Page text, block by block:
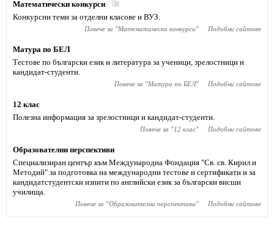
Математически конкурси
Конкурсни теми за отделни класове и ВУЗ.
Повече за "Математически конкурси" Подобни сайтове
Матура по БЕЛ
Тестове по български език и литература за ученици, зрелостници и
кандидат-студенти.
Повече за "Матура по БЕЛ" Подобни сайтове
12 клас
Полезна информация за зрелостници и кандидат-студенти.
Повече за "12 клас" Подобни сайтове
Образователни перспективи
Специализиран център към Международна Фондация "Св. св. Кирил и
Методий" за подготовка на международни тестове и сертификати и за
кандидатстудентски изпити по английски език за български висши
училища.
Повече за "Образователни перспективи" Подобни сайтове